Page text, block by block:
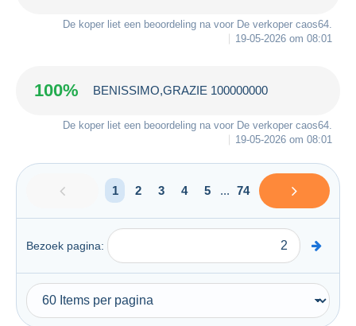
De koper liet een beoordeling na voor De verkoper caos64
19-05-2026 om 08:01
100% BENISSIMO,GRAZIE 100000000
De koper liet een beoordeling na voor De verkoper caos64
19-05-2026 om 08:01
1 2 3 4 5 ... 74
Bezoek pagina: